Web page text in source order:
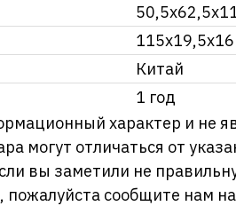
Китай
1 год
характер и не
могут отличаться от
вы заметили не
сообщите нам